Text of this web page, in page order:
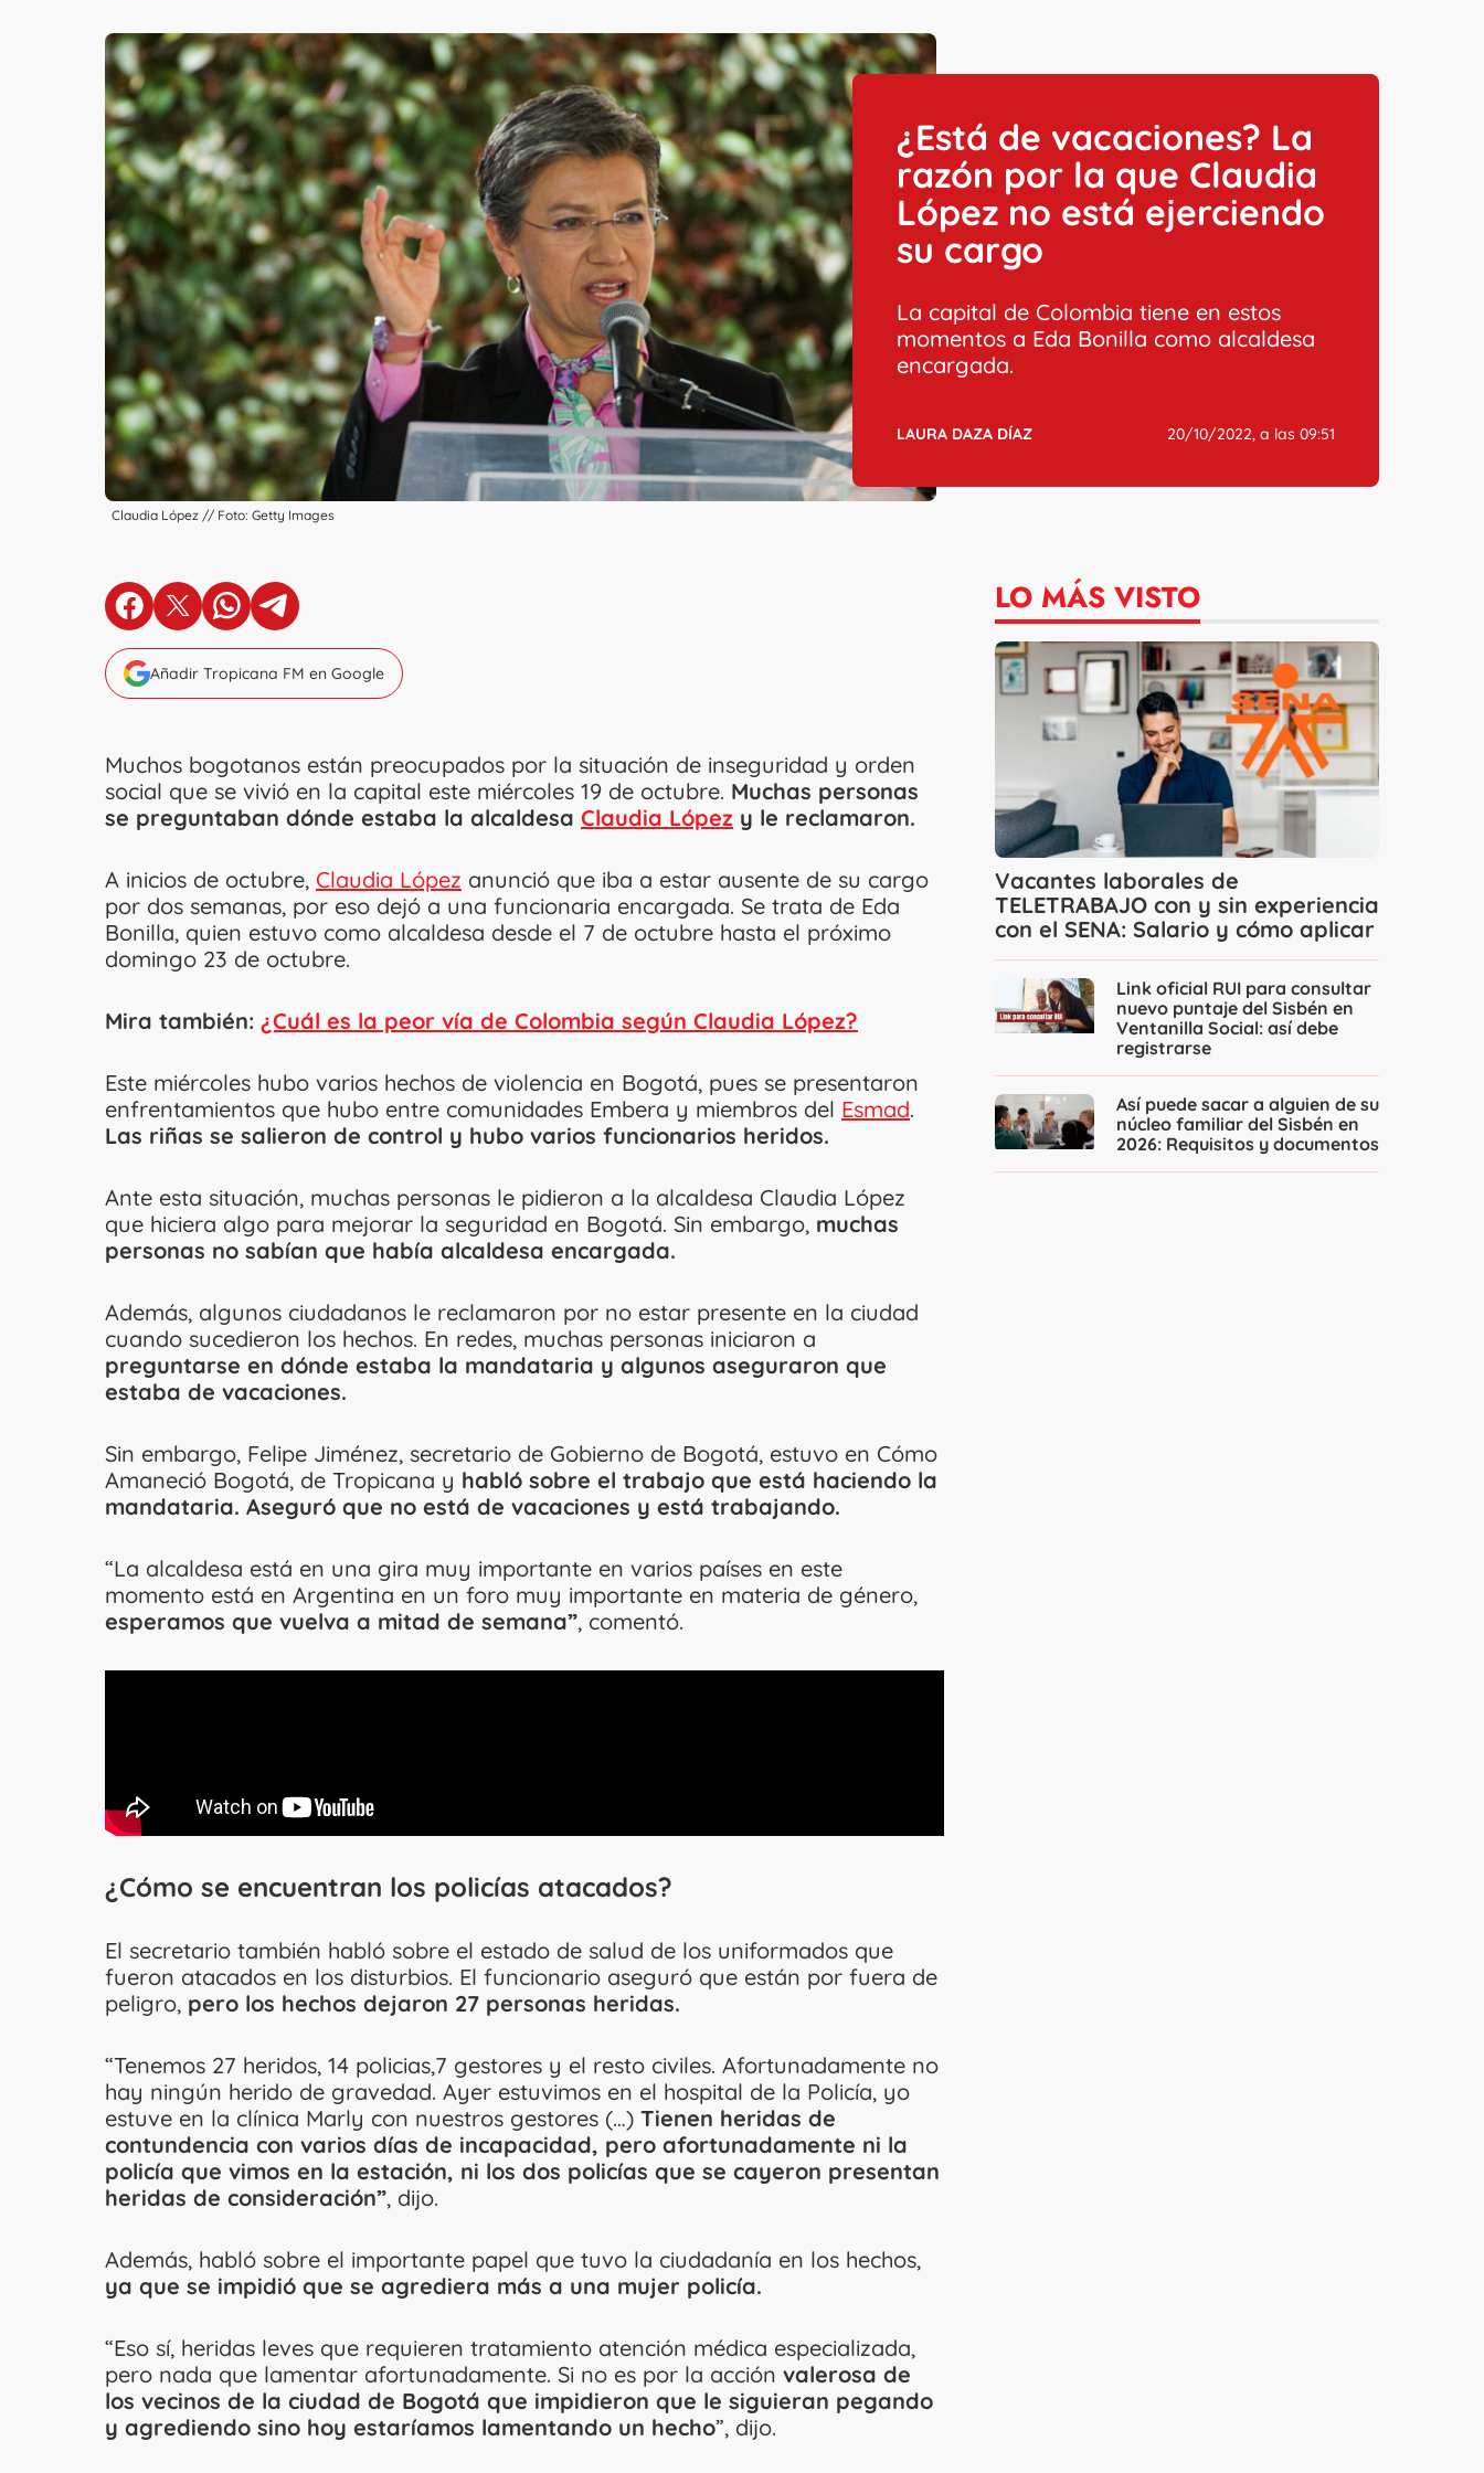
Claudia López // Foto: Getty Images
¿Está de vacaciones? La
razón por la que Claudia
López no está ejerciendo
su cargo
La capital de Colombia tiene en estos
momentos a Eda Bonilla como alcaldesa
encargada.
LAURA DAZA DÍAZ 20/10/2022, a las 09:51
en Facebook
en X en Whatsapp
en Telegram
Añadir Tropicana FM en Google
Muchos bogotanos están preocupados por la situación de inseguridad y orden
social que se vivió en la capital este miércoles 19 de octubre. Muchas personas
se preguntaban dónde estaba la alcaldesa Claudia López y le reclamaron.
A inicios de octubre, Claudia López anunció que iba a estar ausente de su cargo
por dos semanas, por eso dejó a una funcionaria encargada. Se trata de Eda
Bonilla, quien estuvo como alcaldesa desde el 7 de octubre hasta el próximo
domingo 23 de octubre.
Mira también: ¿Cuál es la peor vía de Colombia según Claudia López?
Este miércoles hubo varios hechos de violencia en Bogotá, pues se presentaron
enfrentamientos que hubo entre comunidades Embera y miembros del Esmad.
Las riñas se salieron de control y hubo varios funcionarios heridos.
Ante esta situación, muchas personas le pidieron a la alcaldesa Claudia López
que hiciera algo para mejorar la seguridad en Bogotá. Sin embargo, muchas
personas no sabían que había alcaldesa encargada.
Además, algunos ciudadanos le reclamaron por no estar presente en la ciudad
cuando sucedieron los hechos. En redes, muchas personas iniciaron a
preguntarse en dónde estaba la mandataria y algunos aseguraron que
estaba de vacaciones.
Sin embargo, Felipe Jiménez, secretario de Gobierno de Bogotá, estuvo en Cómo
Amaneció Bogotá, de Tropicana y habló sobre el trabajo que está haciendo la
mandataria. Aseguró que no está de vacaciones y está trabajando.
“La alcaldesa está en una gira muy importante en varios países en este
momento está en Argentina en un foro muy importante en materia de género,
esperamos que vuelva a mitad de semana”, comentó.
¿Cómo se encuentran los policías atacados?
El secretario también habló sobre el estado de salud de los uniformados que
fueron atacados en los disturbios. El funcionario aseguró que están por fuera de
peligro, pero los hechos dejaron 27 personas heridas.
“Tenemos 27 heridos, 14 policias,7 gestores y el resto civiles. Afortunadamente no
hay ningún herido de gravedad. Ayer estuvimos en el hospital de la Policía, yo
estuve en la clínica Marly con nuestros gestores (…) Tienen heridas de
contundencia con varios días de incapacidad, pero afortunadamente ni la
policía que vimos en la estación, ni los dos policías que se cayeron presentan
heridas de consideración”, dijo.
Además, habló sobre el importante papel que tuvo la ciudadanía en los hechos,
ya que se impidió que se agrediera más a una mujer policía.
“Eso sí, heridas leves que requieren tratamiento atención médica especializada,
pero nada que lamentar afortunadamente. Si no es por la acción valerosa de
los vecinos de la ciudad de Bogotá que impidieron que le siguieran pegando
y agrediendo sino hoy estaríamos lamentando un hecho”, dijo.
LO MÁS VISTO
Vacantes laborales de
TELETRABAJO con y sin experiencia
con el SENA: Salario y cómo aplicar
Link oficial RUI para consultar
nuevo puntaje del Sisbén en
Ventanilla Social: así debe
registrarse
Así puede sacar a alguien de su
núcleo familiar del Sisbén en
2026: Requisitos y documentos